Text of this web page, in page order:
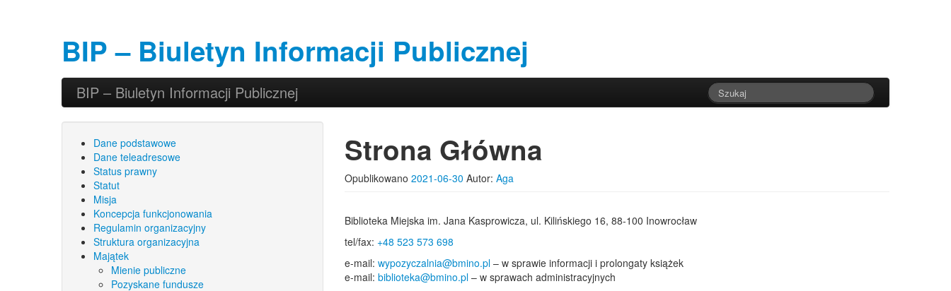
BIP – Biuletyn Informacji Publicznej
Główne menu
Przeskocz do tekstu
Przeskocz do widgetów
BIP – Biuletyn Informacji Publicznej
Strona Główna
Opublikowano 2021-06-30 Autor: Aga
Biblioteka Miejska im. Jana Kasprowicza, ul. Kilińskiego 16, 88-100 Inowrocław
tel/fax: +48 523 573 698
e-mail: wypozyczalnia@bmino.pl – w sprawie informacji i prolongaty książek
e-mail: biblioteka@bmino.pl – w sprawach administracyjnych
Dane podstawowe
Dane teleadresowe
Status prawny
Statut
Misja
Koncepcja funkcjonowania
Regulamin organizacyjny
Struktura organizacyjna
Majątek
Mienie publiczne
Pozyskane fundusze